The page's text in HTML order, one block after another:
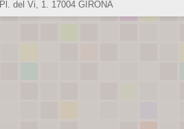
Pl. del Vi, 1. 17004 GIRONA